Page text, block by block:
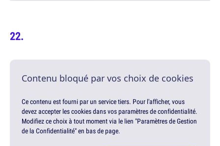
Contenu bloqué par vos choix de cookies
Ce contenu est fourni par un service tiers. Pour l'afficher, vous
devez accepter les cookies dans vos paramètres de confidentialité.
Modifiez ce choix à tout moment via le lien "Paramètres de Gestion
de la Confidentialité" en bas de page.